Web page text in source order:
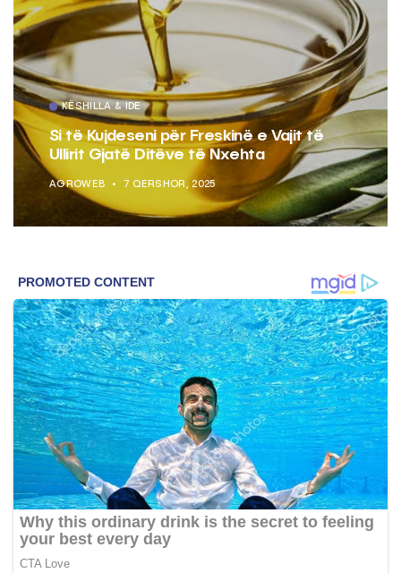
KËSHILLA & IDE
Si të Kujdeseni për Freskinë e Vajit të
Ullirit Gjatë Ditëve të Nxehta
AGROWEB 7 QERSHOR, 2025